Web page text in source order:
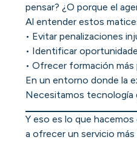
pensar? ¿O porque el
Al entender estos
• Evitar penalizaciones
• Identificar
• Ofrecer formación más
En un entorno donde la
Necesitamos tecnología
Y eso es lo que hacemos
a ofrecer un servicio